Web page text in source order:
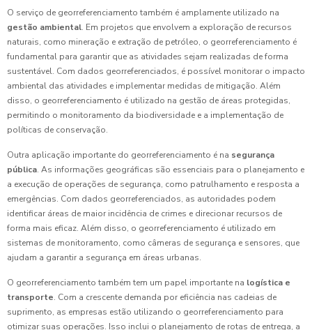
O serviço de georreferenciamento também é amplamente utilizado na
gestão ambiental. Em projetos que envolvem a exploração de recursos
naturais, como mineração e extração de petróleo, o georreferenciamento é
fundamental para garantir que as atividades sejam realizadas de forma
sustentável. Com dados georreferenciados, é possível monitorar o impacto
ambiental das atividades e implementar medidas de mitigação. Além
disso, o georreferenciamento é utilizado na gestão de áreas protegidas,
permitindo o monitoramento da biodiversidade e a implementação de
políticas de conservação.
Outra aplicação importante do georreferenciamento é na segurança
pública. As informações geográficas são essenciais para o planejamento e
a execução de operações de segurança, como patrulhamento e resposta a
emergências. Com dados georreferenciados, as autoridades podem
identificar áreas de maior incidência de crimes e direcionar recursos de
forma mais eficaz. Além disso, o georreferenciamento é utilizado em
sistemas de monitoramento, como câmeras de segurança e sensores, que
ajudam a garantir a segurança em áreas urbanas.
O georreferenciamento também tem um papel importante na logística e
transporte. Com a crescente demanda por eficiência nas cadeias de
suprimento, as empresas estão utilizando o georreferenciamento para
otimizar suas operações. Isso inclui o planejamento de rotas de entrega, a